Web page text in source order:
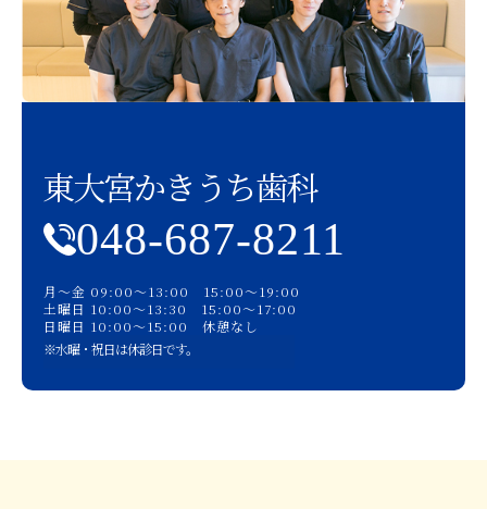
東大宮かきうち歯科
048-687-8211
月〜金 09:00〜13:00 15:00〜19:00
土曜日 10:00〜13:30 15:00〜17:00
日曜日 10:00〜15:00 休憩なし
※水曜・祝日は休診日です。